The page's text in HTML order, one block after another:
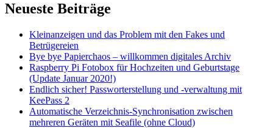
digitales
Archiv
Neueste Beiträge
Kleinanzeigen und das Problem mit den Fakes und
Betrügereien
Bye bye Papierchaos – willkommen digitales Archiv
Raspberry Pi Fotobox für Hochzeiten und Geburtstage
(Update Januar 2020!)
Endlich sicher! Passworterstellung und -verwaltung mit
KeePass 2
Automatische Verzeichnis-Synchronisation zwischen
mehreren Geräten mit Seafile (ohne Cloud)